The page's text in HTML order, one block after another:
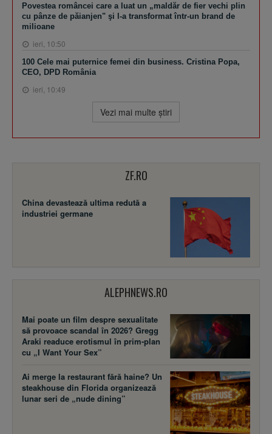
Povestea româncei care a luat un „maldăr de fier vechi plin
cu pânze de păianjen" şi l-a transformat într-un brand de
milioane
ieri, 10:50
100 Cele mai puternice femei din business. Cristina Popa,
CEO, DPD România
ieri, 10:49
Vezi mai multe ştiri
ZF.RO
China devastează ultima redută a
industriei germane
ALEPHNEWS.RO
Mai poate un film despre sexualitate
să provoace scandal în 2026? Gregg
Araki readuce erotismul în prim-plan
cu „I Want Your Sex”
Ai merge la restaurant fără haine? Un
steakhouse din Florida organizează
lunar seri de „nude dining”